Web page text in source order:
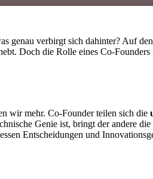
genau verbirgt sich dahinter? Auf
Doch die Rolle eines Co-
wir mehr. Co-Founder teilen sich die
Genie ist, bringt der andere
Entscheidungen und